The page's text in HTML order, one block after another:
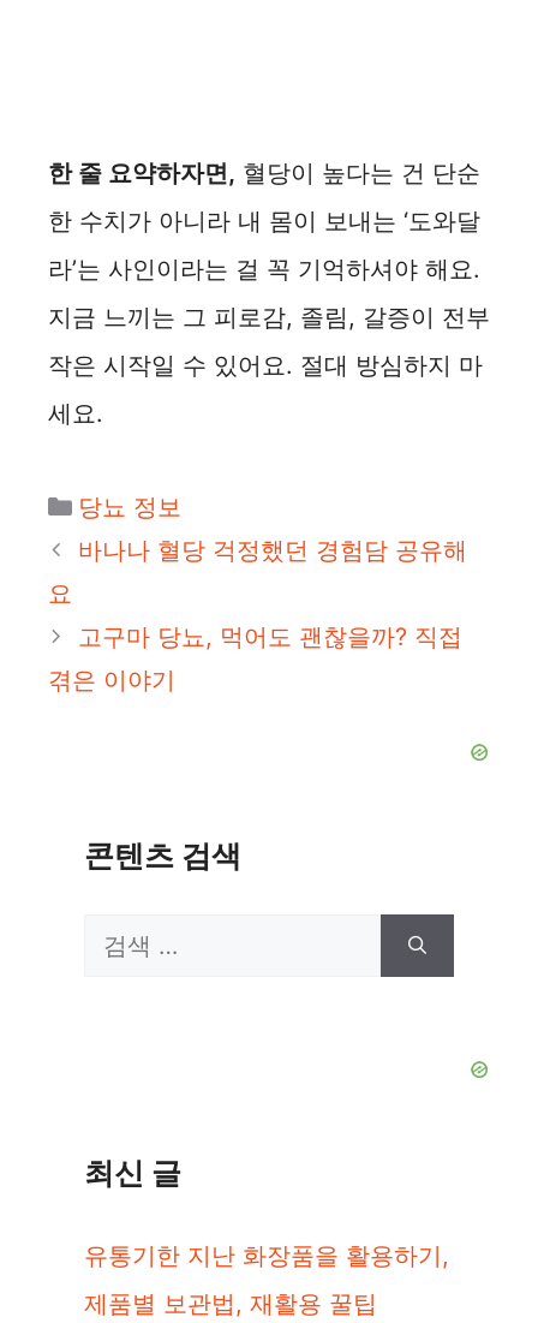
한 줄 요약하자면, 혈당이 높다는 건 단순
한 수치가 아니라 내 몸이 보내는 ‘도와달
라’는 사인이라는 걸 꼭 기억하셔야 해요.
지금 느끼는 그 피로감, 졸림, 갈증이 전부
작은 시작일 수 있어요. 절대 방심하지 마
세요.
카
테
당뇨 정보
바나나 혈당 걱정했던 경험담 공유해
요
고구마 당뇨, 먹어도 괜찮을까? 직접
겪은 이야기
콘텐츠 검색
검
최신 글
유통기한 지난 화장품을 활용하기,
제품별 보관법, 재활용 꿀팁